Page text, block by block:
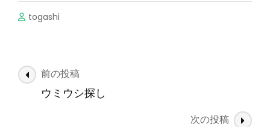
togashi
投
稿
前の投稿
ウミウシ探し
次の投稿